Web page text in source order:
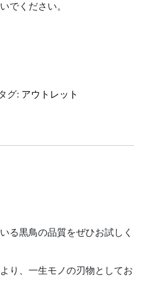
でください。
ス 洋包丁 5寸個
グ: アウトレット
る黒鳥の品質をぜひお試しく
り、一生モノの刃物としてお